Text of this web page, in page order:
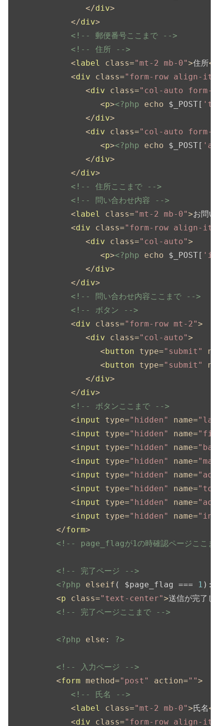
</div>
</div>
<!-- 郵便番号ここまで -->
<!-- 住所 -->
<label class="mt-2 mb-0">住所</
<div class="form-row align-
<div class="col-auto form-
<p><?php echo $_POST[
</div>
<div class="col-auto form-
<p><?php echo $_POST[
</div>
</div>
<!-- 住所ここまで -->
<!-- 問い合わせ内容 -->
<label class="mt-2 mb-0">お問い
<div class="form-row align-
<div class="col-auto">
<p><?php echo $_POST[
</div>
</div>
<!-- 問い合わせ内容ここまで -->
<!-- ボタン -->
<div class="form-row mt-2">
<div class="col-auto">
< button type="submit"
< button type="submit"
</div>
</div>
<!-- ボタンここまで -->
<input type="hidden" name=
<input type="hidden" name=
<input type="hidden" name=
<input type="hidden" name=
<input type="hidden" name=
<input type="hidden" name=
<input type="hidden" name=
<input type="hidden" name=
</form>
<!-- page_flagが1の時確認ページここ
<!-- 完了ページ -->
<?php
elseif ( $page_flag === 1 ):
<p class="text-center">送信が完了し
<!-- 完了ページここまで -->
<?php else : ?>
<!-- 入力ページ -->
<form method="post" action="">
<!-- 氏名 -->
<label class="mt-2 mb-0">氏名</
<div class="form-row align-